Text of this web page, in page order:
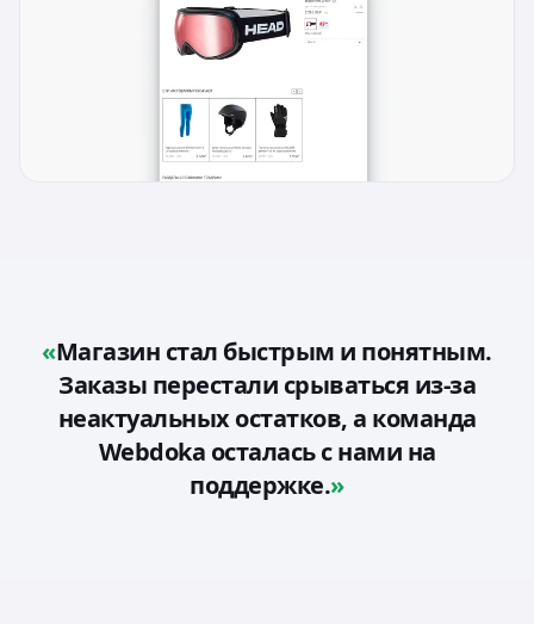
Магазин стал быстрым и понятным.
Заказы перестали срываться из-за
неактуальных остатков, а команда
Webdoka осталась с нами на
поддержке.